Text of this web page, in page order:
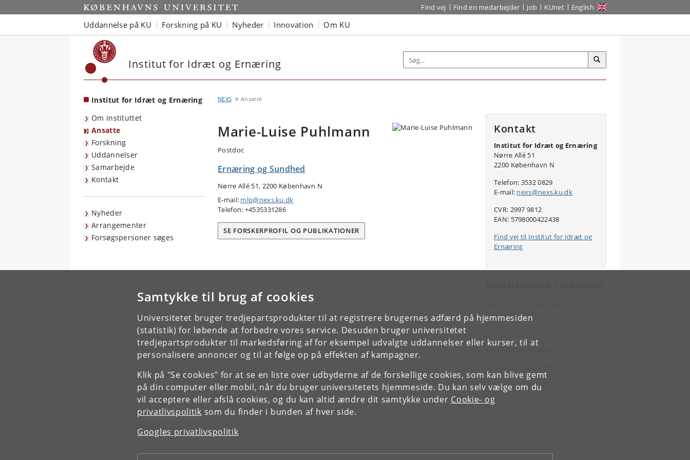
Samtykke til brug af cookies
Universitetet bruger tredjepartsprodukter til at registrere brugernes adfærd på hjemmesiden
(statistik) for løbende at forbedre vores service. Desuden bruger universitetet
tredjepartsprodukter til markedsføring af for eksempel udvalgte uddannelser eller kurser, til at
personalisere annoncer og til at følge op på effekten af kampagner.
Klik på "Se cookies" for at se en liste over udbyderne af de forskellige cookies, som kan blive gemt
på din computer eller mobil, når du bruger universitetets hjemmeside. Du kan selv vælge om du
vil acceptere eller afslå cookies, og du kan altid ændre dit samtykke under Cookie- og
privatlivspolitik som du finder i bunden af hver side.
Googles privatlivspolitik
Start Find vej Find en medarbejder Job KUnet English
Uddannelse på KU Forskning på KU Nyheder Innovation Om KU
Institut for Idræt og Ernæring
Institut for Idræt og Ernæring
Om instituttet
Ansatte
Forskning
Uddannelser
Samarbejde
Kontakt
Nyheder
Arrangementer
Forsøgspersoner søges
NEXS Ansatte
Marie-Luise Puhlmann
Postdoc
Ernæring og Sundhed
Nørre Allé 51, 2200 København N
E-mail: mlp@nexs.ku.dk
Telefon: +4535331286
SE FORSKERPROFIL OG PUBLIKATIONER
Kontakt
Institut for Idræt og Ernæring
Nørre Allé 51
2200 København N
Telefon: 3532 0829
E-mail: nexs@nexs.ku.dk
CVR: 2997 9812
EAN: 5798000422438
Find vej til Institut for Idræt og
Ernæring
og molekylær fysiologi
Ernæring og sundhed
Københavns Universitet